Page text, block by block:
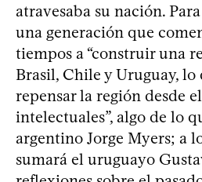
atravesaba su nación.
una generación que
tiempos a “construir una
Brasil, Chile y Uruguay,
repensar la región desde
intelectuales”, algo de lo
argentino Jorge Myers; a
sumará el uruguayo